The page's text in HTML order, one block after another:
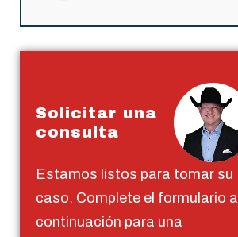
Solicitar una
consulta
Estamos listos para tomar su
caso. Complete el formulario a
continuación para una